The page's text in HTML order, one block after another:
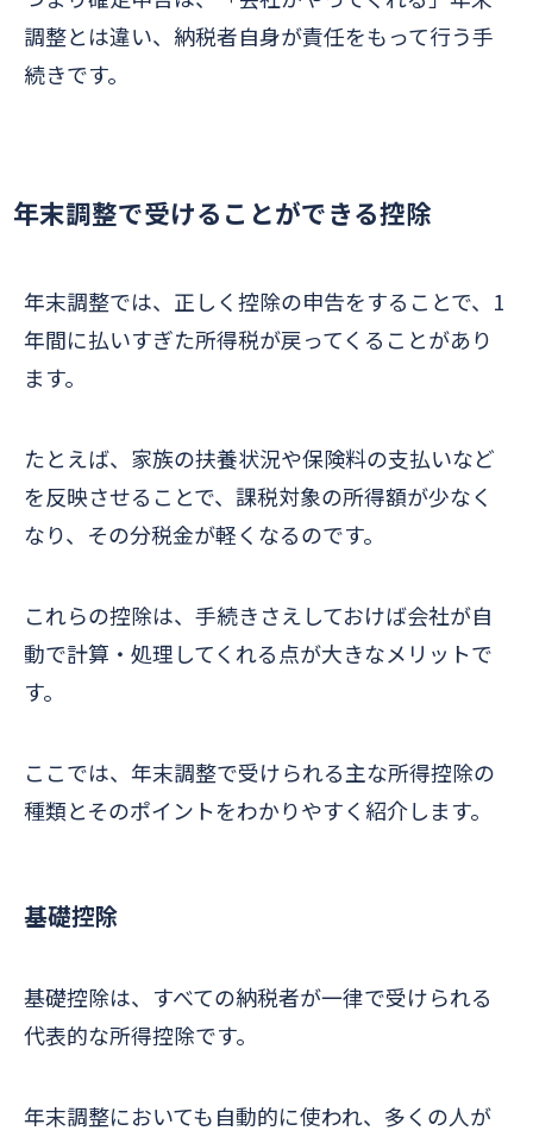
調整とは違い、納税者自身が責任をもって行う手
続きです。
年末調整で受けることができる控除
年末調整では、正しく控除の申告をすることで、1
年間に払いすぎた所得税が戻ってくることがあり
ます。
たとえば、家族の扶養状況や保険料の支払いなど
を反映させることで、課税対象の所得額が少なく
なり、その分税金が軽くなるのです。
これらの控除は、手続きさえしておけば会社が自
動で計算・処理してくれる点が大きなメリットで
す。
ここでは、年末調整で受けられる主な所得控除の
種類とそのポイントをわかりやすく紹介します。
基礎控除
基礎控除は、すべての納税者が一律で受けられる
代表的な所得控除です。
年末調整においても自動的に使われ、多くの人が